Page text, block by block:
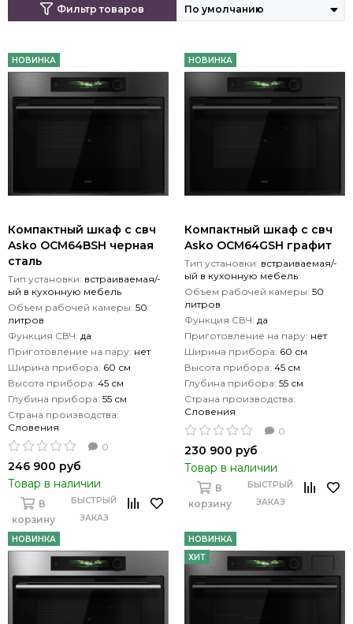
Фильтр товаров
НОВИНКА
Компактный шкаф с свч
Asko OCM64BSH черная
сталь
Тип установки: встраиваемая/-
ый в кухонную мебель
Объем рабочей камеры: 50
литров
Функция СВЧ: да
Приготовление на пару: нет
Ширина прибора: 60 см
Высота прибора: 45 см
Глубина прибора: 55 см
Страна производства:
Словения
0
246 900 руб
Товар в наличии
В
корзину
БЫСТРЫЙ
ЗАКАЗ
НОВИНКА
Компактный шкаф с свч
Asko OCM64GSH графит
Тип установки: встраиваемая/-
ый в кухонную мебель
Объем рабочей камеры: 50
литров
Функция СВЧ: да
Приготовление на пару: нет
Ширина прибора: 60 см
Высота прибора: 45 см
Глубина прибора: 55 см
Страна производства:
Словения
0
230 900 руб
Товар в наличии
В
корзину
БЫСТРЫЙ
ЗАКАЗ
НОВИНКА
НОВИНКА
ХИТ